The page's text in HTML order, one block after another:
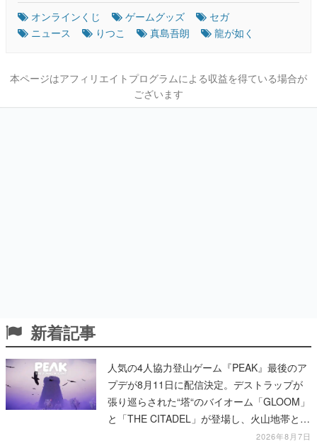
オンラインくじ ゲームグッズ
セガ
ニュース
りつこ 真島吾朗 龍が如く
本ページはアフィリエイトプログラムによる収益を得ている場合が
ございます
新着記事
人気の4人協力登山ゲーム『PEAK』最後のア
プデが8月11日に配信決定。デストラップが
張り巡らされた“塔“のバイオーム「GLOOM」
と「THE CITADEL」が登場し、火山地帯と入
2026年8月7日